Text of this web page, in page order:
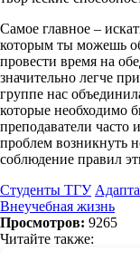
Самое главное –
которым ты можешь
провести время на
значительно легче
группе нас
которые необходимо
преподаватели часто
проблем возникнуть
соблюдение правил
Студенты ТГУ
Внеучебная жизнь
Просмотров: 9265
Читайте также: